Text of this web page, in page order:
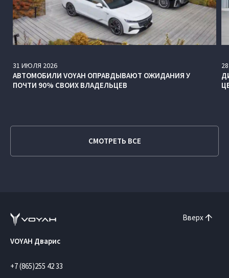
31 ИЮЛЯ 2026
АВТОМОБИЛИ VOYAH ОПРАВДЫВАЮТ ОЖИДАНИЯ У
ПОЧТИ 90% СВОИХ ВЛАДЕЛЬЦЕВ
28
СМОТРЕТЬ ВСЕ
Вверх
VOYAH Дварис
+7 (865)255 42 33